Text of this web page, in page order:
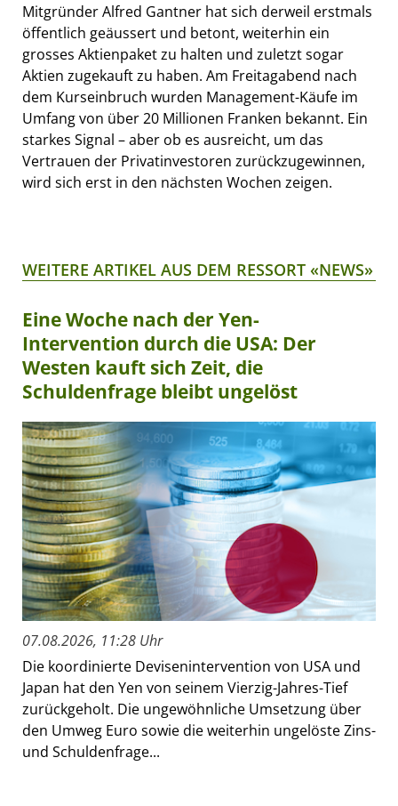
Mitgründer Alfred Gantner hat sich derweil erstmals
öffentlich geäussert und betont, weiterhin ein
grosses Aktienpaket zu halten und zuletzt sogar
Aktien zugekauft zu haben. Am Freitagabend nach
dem Kurseinbruch wurden Management-Käufe im
Umfang von über 20 Millionen Franken bekannt. Ein
starkes Signal – aber ob es ausreicht, um das
Vertrauen der Privatinvestoren zurückzugewinnen,
wird sich erst in den nächsten Wochen zeigen.
WEITERE ARTIKEL AUS DEM RESSORT «NEWS»
Eine Woche nach der Yen-
Intervention durch die USA: Der
Westen kauft sich Zeit, die
Schuldenfrage bleibt ungelöst
07.08.2026, 11:28 Uhr
Die koordinierte Devisenintervention von USA und
Japan hat den Yen von seinem Vierzig-Jahres-Tief
zurückgeholt. Die ungewöhnliche Umsetzung über
den Umweg Euro sowie die weiterhin ungelöste Zins-
und Schuldenfrage...